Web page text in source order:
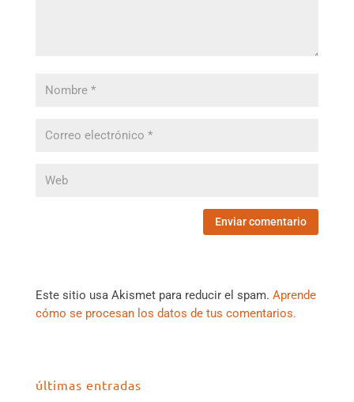
Este sitio usa Akismet para reducir el spam. Aprende
cómo se procesan los datos de tus comentarios.
últimas entradas